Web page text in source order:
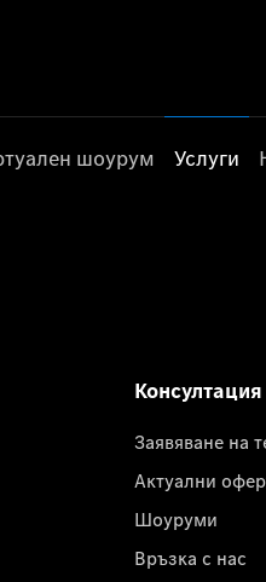
шоурум Услуги
Заявяване на
Актуални
Шоуруми
Връзка с нас